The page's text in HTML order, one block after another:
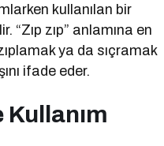
kullanılan bir
zıp” anlamına en
ifade eder.
Kullanım